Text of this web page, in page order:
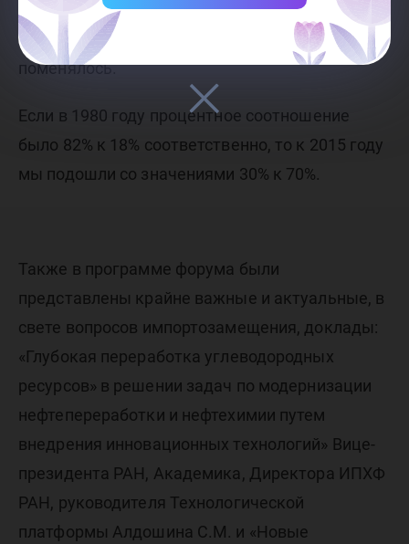
активно добываемых запасов нефти и
трудноизвлекаемых за последние 35 лет резко
поменялось.
Если в 1980 году процентное соотношение
было 82% к 18% соответственно, то к 2015 году
мы подошли со значениями 30% к 70%.
Также в программе форума были
представлены крайне важные и актуальные, в
свете вопросов импортозамещения, доклады:
«Глубокая переработка углеводородных
ресурсов» в решении задач по модернизации
нефтепереработки и нефтехимии путем
внедрения инновационных технологий» Вице-
президента РАН, Академика, Директора ИПХФ
РАН, руководителя Технологической
платформы Алдошина С.М. и «Новые